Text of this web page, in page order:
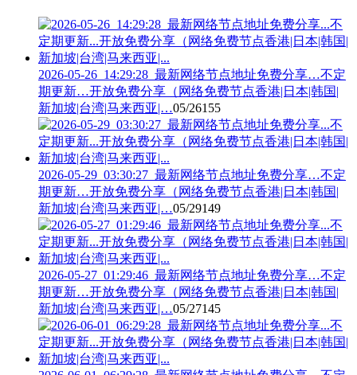
2026-05-26_14:29:28_最新网络节点地址免费分享…不定
期更新…开放免费分享（网络免费节点香港|日本|韩国|
新加坡|台湾|马来西亚|…05/26155
2026-05-29_03:30:27_最新网络节点地址免费分享…不定
期更新…开放免费分享（网络免费节点香港|日本|韩国|
新加坡|台湾|马来西亚|…05/29149
2026-05-27_01:29:46_最新网络节点地址免费分享…不定
期更新…开放免费分享（网络免费节点香港|日本|韩国|
新加坡|台湾|马来西亚|…05/27145